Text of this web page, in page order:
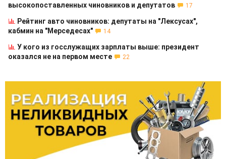
высокопоставленных чиновников и депутатов
17
Рейтинг авто чиновников: депутаты на "Лексусах",
кабмин на "Мерседесах"
14
У кого из госслужащих зарплаты выше: президент
оказался не на первом месте
22